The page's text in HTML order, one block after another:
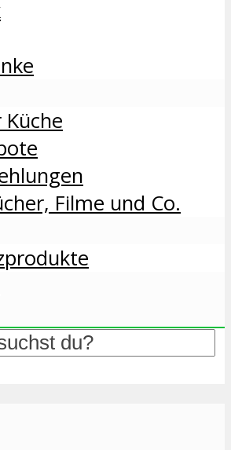
Filme und Co.